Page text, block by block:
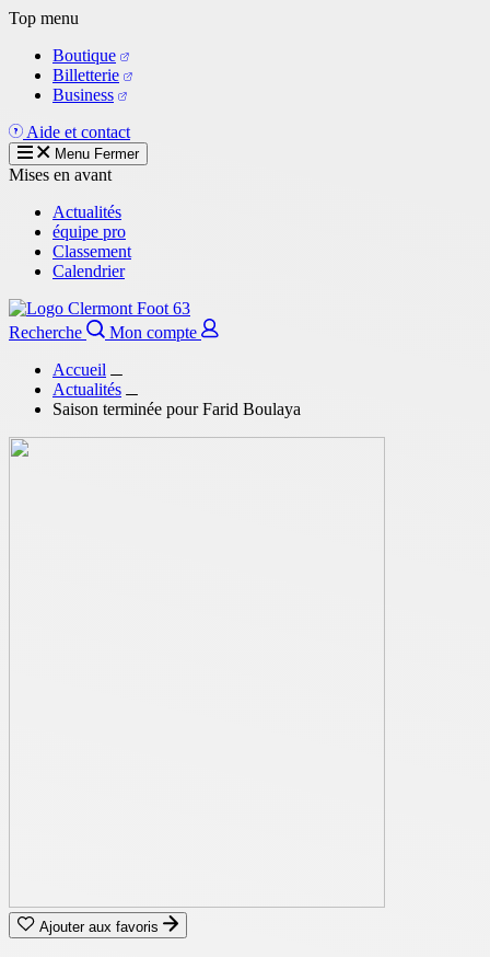
Aller
contenu
principal
Top menu
Boutique
Billetterie
Business
Aide et contact
Menu Fermer
Mises en avant
Actualités
équipe pro
Classement
Calendrier
Recherche
Mon compte
Accueil
Actualités
Saison terminée pour Farid Boulaya
Ajouter aux favoris